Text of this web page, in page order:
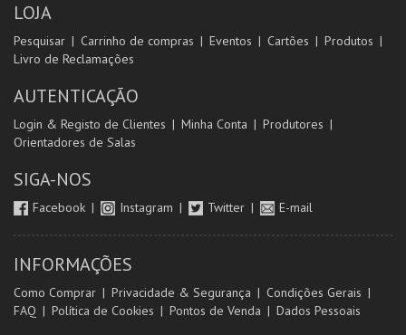
LOJA
Pesquisar Carrinho de compras Eventos Cartões
Produtos
Livro de Reclamações
AUTENTICAÇÃO
Login & Registo de Clientes Minha Conta
Produtores
Orientadores de Salas
SIGA-NOS
Facebook Instagram Twitter E-mail
INFORMAÇÕES
Como Comprar Privacidade & Segurança
Condições Gerais
FAQ
Política de Cookies Pontos de Venda Dados Pessoais